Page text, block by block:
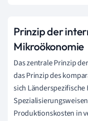
Prinzip der
Mikroökonomie
Das zentrale Prinzip
das Prinzip des
sich
Produktionskosten in